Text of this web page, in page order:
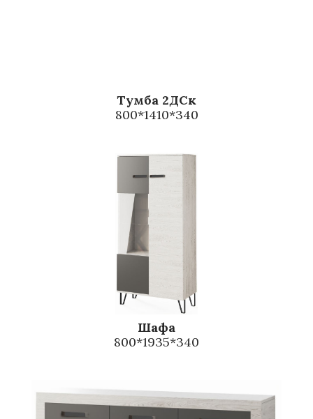
Тумба 2ДСк
800*1410*340
Шафа
800*1935*340